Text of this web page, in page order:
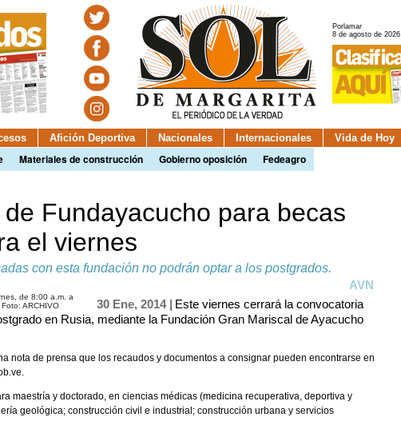
Porlamar
8 de agosto de 2026
Afición Deportiva Nacionales Internacionales Vida de Hoy
Materiales de construcción Gobierno oposición Fedeagro
Fundayacucho para becas
el viernes
con esta fundación no podrán optar a los postgrados.
AVN
de 8:00 a.m. a
ARCHIVO
30 Ene, 2014 | Este viernes cerrará la convocatoria
en Rusia, mediante la Fundación Gran Mariscal de Ayacucho
nota de prensa que los recaudos y documentos a consignar pueden encontrarse en
maestría y doctorado, en ciencias médicas (medicina recuperativa, deportiva y
geológica; construcción civil e industrial; construcción urbana y servicios